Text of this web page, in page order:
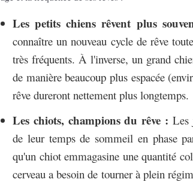
Les petits chiens rêvent plus
connaître un nouveau cycle de rêve
très fréquents. À l'inverse, un grand
de manière beaucoup plus espacée
rêve dureront nettement plus longtemps.
Les chiots, champions du rêve : Les
de leur temps de sommeil en phase
qu'un chiot emmagasine une quantité
cerveau a besoin de tourner à plein